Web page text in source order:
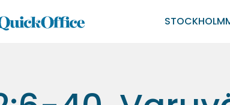
STOCKHOLM